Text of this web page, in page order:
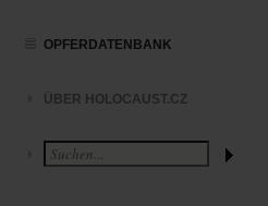
OPFERDATENBANK
ÜBER HOLOCAUST.CZ